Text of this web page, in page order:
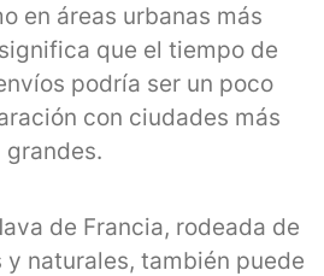
en áreas urbanas más
que el tiempo de
podría ser un poco
con ciudades más
grandes.
de Francia, rodeada de
y naturales, también puede